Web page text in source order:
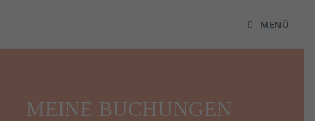
MENÜ
MEINE BUCHUNGEN